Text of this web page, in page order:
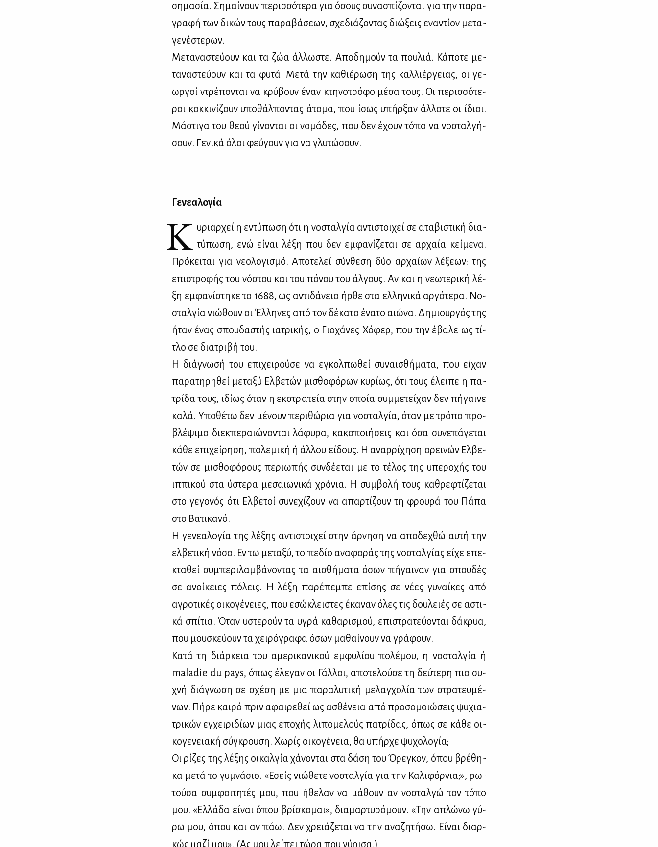
ση­μα­σία. Ση­μαί­νουν πε­ρισ­σό­τε­ρα για όσους συ­να­σπί­ζο­νται για την πα­ρα­
γρα­φή των δι­κών τους πα­ρα­βά­σε­ων, σχε­διά­ζο­ντας διώ­ξεις ενα­ντί­ον με­τα­
γε­νέ­στε­ρων.
Με­τα­να­στεύ­ουν και τα ζώα άλ­λω­στε. Απο­δη­μούν τα που­λιά. Κά­πο­τε με­
τα­να­στεύ­ουν και τα φυ­τά. Με­τά την κα­θιέ­ρω­ση της καλ­λιέρ­γειας, οι γε­
ωρ­γοί ντρέ­πο­νται να κρύ­βουν έναν κτη­νο­τρό­φο μέ­σα τους. Οι πε­ρισ­σό­τε­
ροι κοκ­κι­νί­ζουν υπο­θάλ­πο­ντας άτο­μα, που ίσως υπήρ­ξαν άλ­λο­τε οι ίδιοι.
Μά­στι­γα του θε­ού γί­νο­νται οι νο­μά­δες, που δεν έχουν τό­πο να νο­σταλ­γή­
σουν. Γε­νι­κά όλοι φεύ­γουν για να γλυ­τώ­σουν.
Γε­νε­α­λο­γία
Κ υριαρ­χεί η εντύ­πω­ση ότι η νο­σταλ­γία αντι­στοι­χεί σε ατα­βι­στι­κή δια­
τύ­πω­ση, ενώ εί­ναι λέ­ξη που δεν εμ­φα­νί­ζε­ται σε αρ­χαία κεί­με­να.
Πρό­κει­ται για νε­ο­λο­γι­σμό. Απο­τε­λεί σύν­θε­ση δύο αρ­χαί­ων λέ­ξε­ων: της
επι­στρο­φής του νό­στου και του πό­νου του άλ­γους. Αν και η νε­ω­τε­ρι­κή λέ­
ξη εμ­φα­νί­στη­κε το 1688, ως αντι­δά­νειο ήρ­θε στα ελ­λη­νι­κά αρ­γό­τε­ρα. Νο­
σταλ­γία νιώ­θουν οι Έλ­λη­νες από τον δέ­κα­το ένα­το αιώ­να. Δη­μιουρ­γός της
ήταν ένας σπου­δα­στής ια­τρι­κής, ο Γιο­χά­νες Χό­φερ, που την έβα­λε ως τί­
τλο σε δια­τρι­βή του.
Η διά­γνω­σή του επι­χει­ρού­σε να εγκολ­πω­θεί συ­ναι­σθή­μα­τα, που εί­χαν
πα­ρα­τη­ρη­θεί με­τα­ξύ Ελ­βε­τών μι­σθο­φό­ρων κυ­ρί­ως, ότι τους έλει­πε η πα­
τρί­δα τους, ιδί­ως όταν η εκ­στρα­τεία στην οποία συμ­με­τεί­χαν δεν πή­γαι­νε
κα­λά. Υπο­θέ­τω δεν μέ­νουν πε­ρι­θώ­ρια για νο­σταλ­γία, όταν με τρό­πο προ­
βλέ­ψι­μο διεκ­πε­ραιώ­νο­νται λά­φυ­ρα, κα­κο­ποι­ή­σεις και όσα συ­νε­πά­γε­ται
κά­θε επι­χεί­ρη­ση, πο­λε­μι­κή ή άλ­λου εί­δους. Η αναρ­ρί­χη­ση ορει­νών Ελ­βε­
τών σε μι­σθο­φό­ρους πε­ριω­πής συν­δέ­ε­ται με το τέ­λος της υπε­ρο­χής του
ιπ­πι­κού στα ύστε­ρα με­σαιω­νι­κά χρό­νια. Η συμ­βο­λή τους κα­θρε­φτί­ζε­ται
στο γε­γο­νός ότι Ελ­βε­τοί συ­νε­χί­ζουν να απαρ­τί­ζουν τη φρου­ρά του Πά­πα
στο Βα­τι­κα­νό.
Η γε­νε­α­λο­γία της λέ­ξης αντι­στοι­χεί στην άρ­νη­ση να απο­δε­χθώ αυ­τή την
ελ­βε­τι­κή νό­σο. Εν τω με­τα­ξύ, το πε­δίο ανα­φο­ράς της νο­σταλ­γί­ας εί­χε επε­
κτα­θεί συ­μπε­ρι­λαμ­βά­νο­ντας τα αι­σθή­μα­τα όσων πή­γαι­ναν για σπου­δές
σε ανοί­κειες πό­λεις. Η λέ­ξη πα­ρέ­πε­μπε επί­σης σε νέ­ες γυ­ναί­κες από
αγρο­τι­κές οι­κο­γέ­νειες, που εσώ­κλει­στες έκα­ναν όλες τις δου­λειές σε αστι­
κά σπί­τια. Όταν υστε­ρούν τα υγρά κα­θα­ρι­σμού, επι­στρα­τεύ­ο­νται δά­κρυα,
που μου­σκεύ­ουν τα χει­ρό­γρα­φα όσων μα­θαί­νουν να γρά­φουν.
Κα­τά τη διάρ­κεια του αμε­ρι­κα­νι­κού εμ­φυ­λί­ου πο­λέ­μου, η νο­σταλ­γία ή
maladie du pays, όπως έλε­γαν οι Γάλ­λοι, απο­τε­λού­σε τη δεύ­τε­ρη πιο συ­
χνή διά­γνω­ση σε σχέ­ση με μια πα­ρα­λυ­τι­κή με­λαγ­χο­λία των στρα­τευ­μέ­
νων. Πή­ρε και­ρό πριν αφαι­ρε­θεί ως ασθέ­νεια από προ­σο­μοιώ­σεις ψυ­χια­
τρι­κών εγ­χει­ρι­δί­ων μιας επο­χής λι­πο­με­λούς πα­τρί­δας, όπως σε κά­θε οι­
κο­γε­νεια­κή σύ­γκρου­ση. Χω­ρίς οι­κο­γέ­νεια, θα υπήρ­χε ψυ­χο­λο­γία;
Οι ρί­ζες της λέ­ξης οι­καλ­γία χά­νο­νται στα δά­ση του Όρε­γκον, όπου βρέ­θη­
κα με­τά το γυ­μνά­σιο. «Εσείς νιώ­θε­τε νο­σταλ­γία για την Κα­λι­φόρ­νια;», ρω­
τού­σα συμ­φοι­τη­τές μου, που ήθε­λαν να μά­θουν αν νο­σταλ­γώ τον τό­πο
μου. «Ελ­λά­δα εί­ναι όπου βρί­σκο­μαι», δια­μαρ­τυ­ρό­μουν. «Την απλώ­νω γύ­
ρω μου, όπου και αν πάω. Δεν χρειά­ζε­ται να την ανα­ζη­τή­σω. Εί­ναι διαρ­
κώς μα­ζί μου». (Ας μου λεί­πει τώ­ρα που γύ­ρι­σα.)